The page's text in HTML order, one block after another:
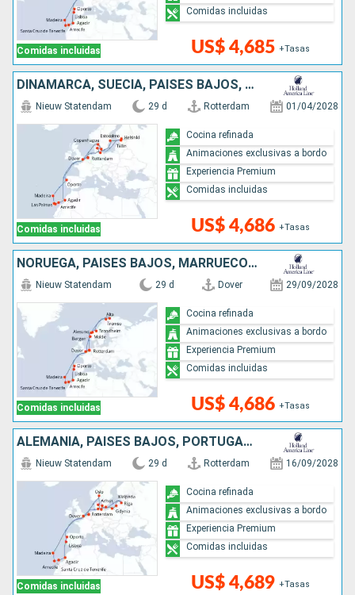
Comidas incluidas US$ 4,685 +Tasas
Comidas incluidas
DINAMARCA, SUECIA, PAISES BAJOS, FINLANDIA, MARRUECOS, ALEMANIA, PORTUGAL, REINO UNIDO, ESTONIA
Comidas incluidas
Nieuw Statendam 29 d Rotterdam 01/04/2028
US$ 4,686 +Tasas
Cocina refinada
Animaciones exclusivas a bordo
Experiencia Premium
Comidas incluidas
NORUEGA, PAISES BAJOS, MARRUECOS, REINO UNIDO, PORTUGAL
Comidas incluidas
Nieuw Statendam 29 d Dover 29/09/2028
US$ 4,686 +Tasas
Cocina refinada
Animaciones exclusivas a bordo
Experiencia Premium
Comidas incluidas
ALEMANIA, PAISES BAJOS, PORTUGAL, REINO UNIDO, LITUANIA, POLONIA, DINAMARCA, MARRUECOS, NORUEGA, LETONIA
Comidas incluidas
Nieuw Statendam 29 d Rotterdam 16/09/2028
US$ 4,689 +Tasas
Cocina refinada
Animaciones exclusivas a bordo
Experiencia Premium
Comidas incluidas